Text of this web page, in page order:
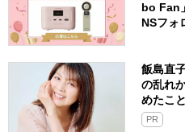
bo Fan
NSフォ
飯島直
の乱れ
めたこと
PR